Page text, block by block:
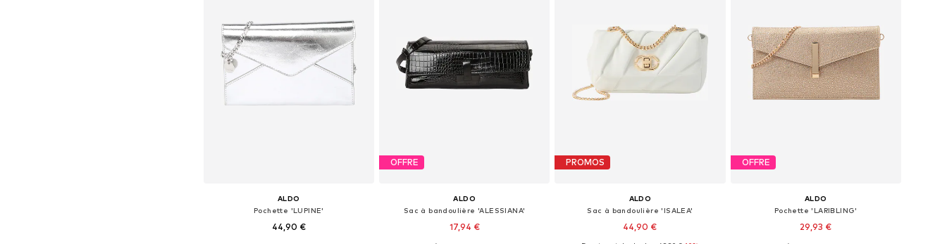
ALDO
Pochette 'LUPINE'
44,90 €
OFFRE
ALDO
Sac à bandoulière 'ALESSIANA'
17,94 €
PROMOS
ALDO
Sac à bandoulière 'ISALEA'
44,90 €
OFFRE
ALDO
Pochette 'LARIBLING'
29,93 €